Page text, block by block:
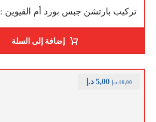
تركيب بارتشن جبس بورد أم القيوين :
إضافة إلى السلة
10,00 د.إ 5,00 د.إ